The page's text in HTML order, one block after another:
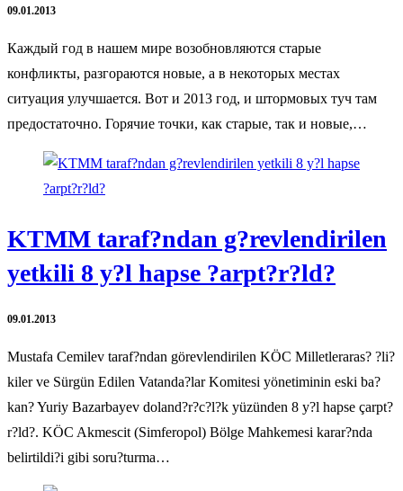
09.01.2013
Каждый год в нашем мире возобновляются старые
конфликты, разгораются новые, а в некоторых местах
ситуация улучшается. Вот и 2013 год, и штормовых туч там
предостаточно. Горячие точки, как старые, так и новые,…
KTMM taraf?ndan g?revlendirilen
yetkili 8 y?l hapse ?arpt?r?ld?
09.01.2013
Mustafa Cemilev taraf?ndan görevlendirilen KÖC Milletleraras? ?li?
kiler ve Sürgün Edilen Vatanda?lar Komitesi yönetiminin eski ba?
kan? Yuriy Bazarbayev doland?r?c?l?k yüzünden 8 y?l hapse çarpt?
r?ld?. KÖC Akmescit (Simferopol) Bölge Mahkemesi karar?nda
belirtildi?i gibi soru?turma…